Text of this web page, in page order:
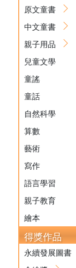
原文童書
中文童書
親子用品
兒童文學
童謠
童話
自然科學
算數
藝術
寫作
語言學習
親子教育
繪本
得獎作品
永續發展圖書